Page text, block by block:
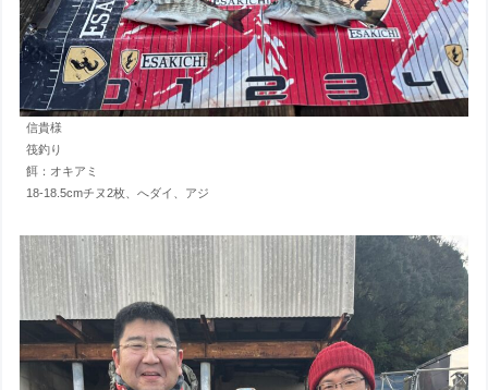
信貴様
筏釣り
餌：オキアミ
18-18.5cmチヌ2枚、へダイ、アジ